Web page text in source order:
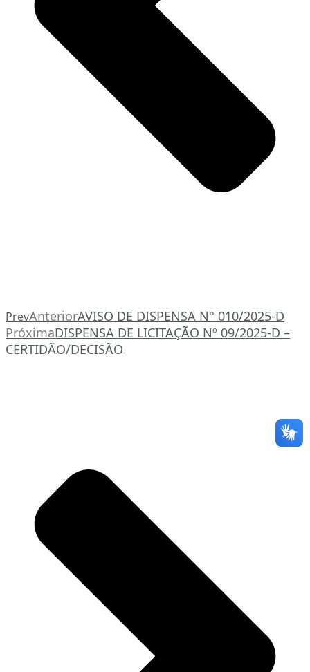
PrevAnteriorAVISO DE DISPENSA N° 010/2025-D
PróximaDISPENSA DE LICITAÇÃO Nº 09/2025-D –
CERTIDÃO/DECISÃO